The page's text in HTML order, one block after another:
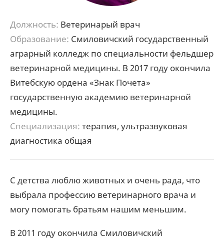
Должность: Ветеринарый врач
Образование: Смиловичский государственный
аграрный колледж по специальности фельдшер
ветеринарной медицины. В 2017 году окончила
Витебскую ордена «Знак Почета»
государственную академию ветеринарной
медицины.
Специализация: терапия, ультразвуковая
диагностика общая
С детства люблю животных и очень рада, что
выбрала профессию ветеринарного врача и
могу помогать братьям нашим меньшим.
В 2011 году окончила Смиловичский